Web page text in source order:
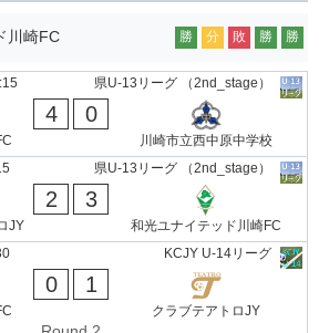
川崎FC 勝 分 敗 勝 勝
県U-13リーグ （2nd_stage）
4 0
川崎市立西中原中学校
県U-13リーグ （2nd_stage）
JY
2 3
和光ユナイテッド川崎FC
KCJY U-14リーグ
0 1
クラブテアトロJY